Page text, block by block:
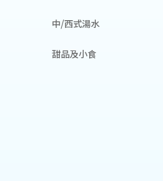
中/西式湯水
甜品及小食